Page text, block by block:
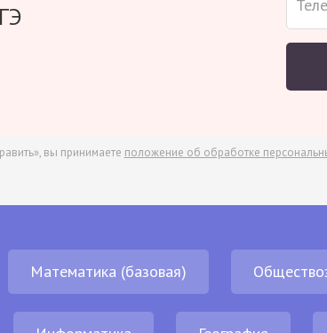
вы принимаете положение об обработке
Математика (базовая)